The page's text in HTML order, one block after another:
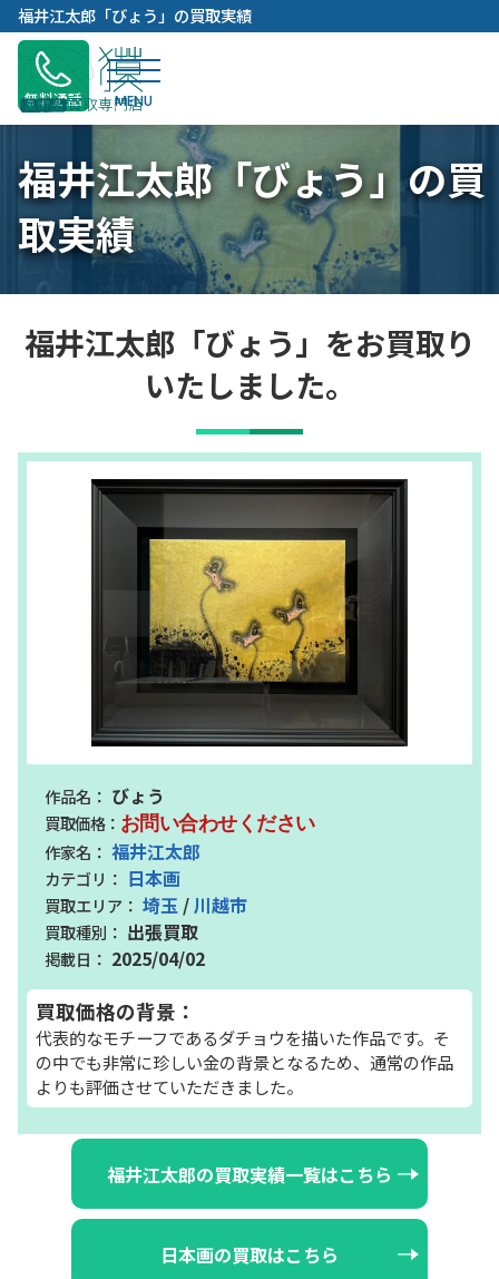
内
容
キ
プ
福井江太郎「びょう」の買取実績
無料通話
福井江太郎「びょう」の買
取実績
福井江太郎「びょう」をお買取り
いたしました。
びょう
お問い合わせください
福井江太郎
日本画
埼玉 / 川越市
出張買取
2025/04/02
買取価格の背景：
代表的なモチーフであるダチョウを描いた作品です。そ
の中でも非常に珍しい金の背景となるため、通常の作品
よりも評価させていただきました。
福井江太郎の買取実績一覧はこちら
日本画の買取はこちら